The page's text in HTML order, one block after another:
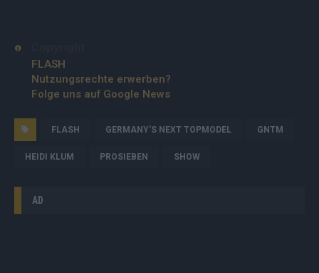
FLASH
Nutzungsrechte erwerben?
Folge uns auf Google News
FLASH GERMANY'S NEXT TOPMODEL GNTM
HEIDI KLUM PROSIEBEN SHOW
AD